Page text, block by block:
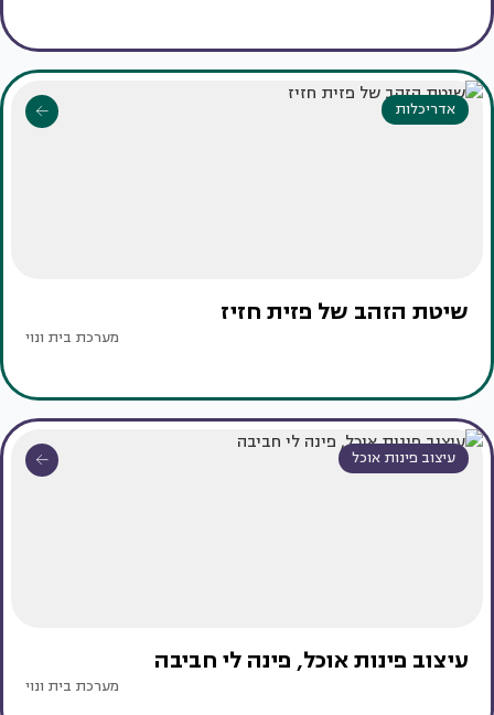
אדריכלות
שיטת הזהב של פזית חזיז
מערכת בית ונוי
עיצוב פינות אוכל
עיצוב פינות אוכל, פינה לי חביבה
מערכת בית ונוי